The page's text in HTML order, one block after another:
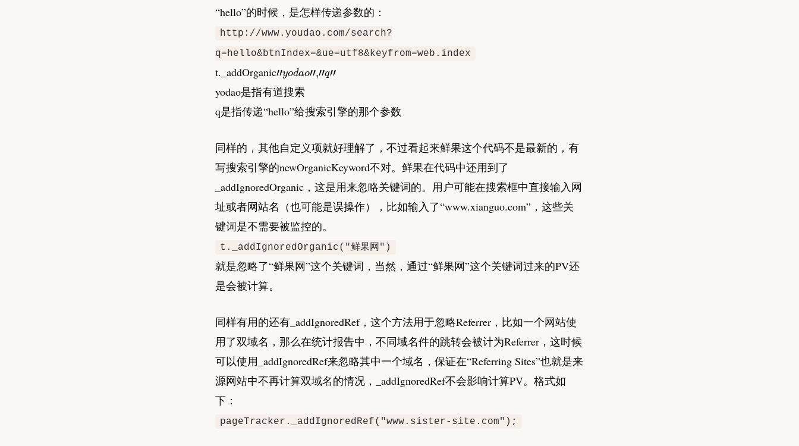
“hello”的时候，是怎样传递参数的：
http://www.youdao.com/search?
q=hello&btnIndex=&ue=utf8&keyfrom=web.index
t._addOrganic a
yodao是指有道搜索
q是指传递“hello”给搜索引擎的那个参数
同样的，其他自定义项就好理解了，不过看起来鲜果这个代码不是最新的，有
写搜索引擎的newOrganicKeyword不对。鲜果在代码中还用到了
_addIgnoredOrganic ，这是用来忽略关键词的。用户可能在搜索框中直接输入网
址或者网站名（也可能是误操作），比如输入了“www.xianguo.com”，这些关
键词是不需要被监控的。
t._addIgnoredOrganic("鲜果网")
就是忽略了“鲜果网”这个关键词，当然，通过“鲜果网”这个关键词过来的PV还
是会被计算。
同样有用的还有_addIgnoredRef，这个方法用于忽略Referrer，比如一个网站使
用了双域名，那么在统计报告中，不同域名件的跳转会被计为Referrer，这时候
可以使用_addIgnoredRef来忽略其中一个域名，保证在“Referring Sites”也就是来
源网站中不再计算双域名的情况，_addIgnoredRef不会影响计算PV。格式如
下：
pageTracker._addIgnoredRef("www.sister-site.com");